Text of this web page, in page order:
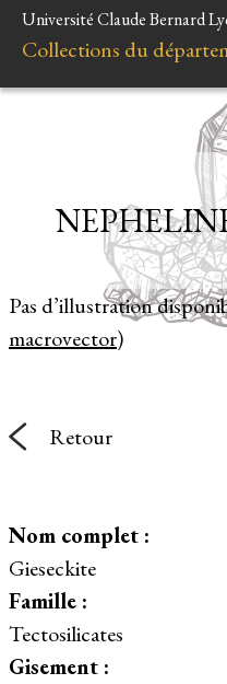
Université Claude Bernard
Collections du
Pas d’illustration
macrovector)
Retour
Nom complet :
Gieseckite
Famille :
Tectosilicates
Gisement :